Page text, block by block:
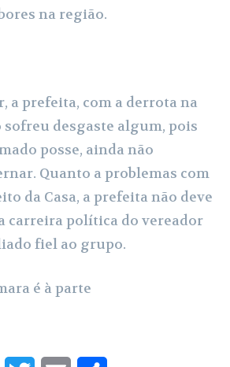
na região.
a prefeita, com a derrota na
sofreu desgaste algum, pois
posse, ainda não
Quanto a problemas com
da Casa, a prefeita não deve
carreira política do vereador
fiel ao grupo.
é à parte